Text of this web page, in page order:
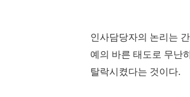
인사담당자의 논리는
예의 바른 태도로 무난
탈락시켰다는 것이다.